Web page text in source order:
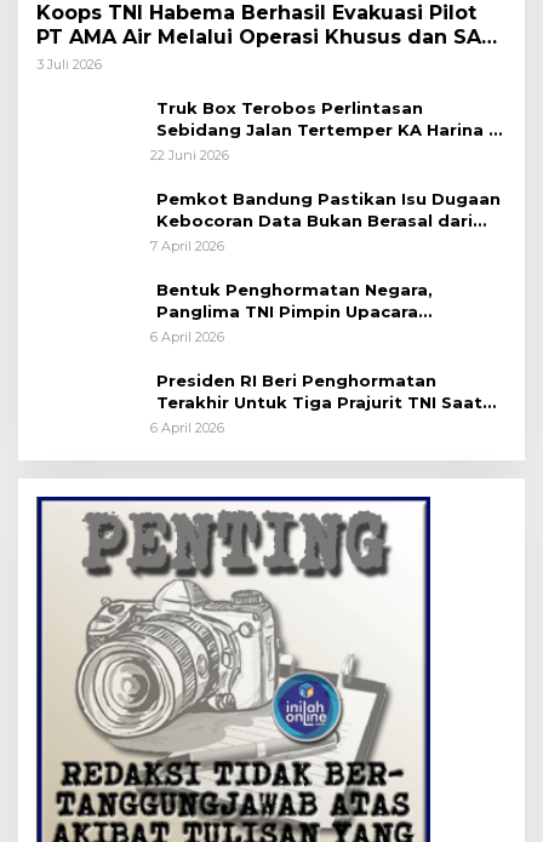
Koops TNI Habema Berhasil Evakuasi Pilot
PT AMA Air Melalui Operasi Khusus dan SAR
Taktis
3 Juli 2026
Truk Box Terobos Perlintasan
Sebidang Jalan Tertemper KA Harina di
Jalan Stasiun Poncol-Jrakah Semarang
22 Juni 2026
Pemkot Bandung Pastikan Isu Dugaan
Kebocoran Data Bukan Berasal dari
Server Disdukcapil
7 April 2026
Bentuk Penghormatan Negara,
Panglima TNI Pimpin Upacara
Pemakaman Militer
6 April 2026
Presiden RI Beri Penghormatan
Terakhir Untuk Tiga Prajurit TNI Saat
Persemayaman di Bandara Soekarno-
6 April 2026